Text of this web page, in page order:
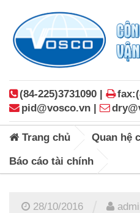
(84-225)3731090 |
pid@vosco.vn |
Trang chủ Quan hệ
Báo cáo tài chính
28/10/2016